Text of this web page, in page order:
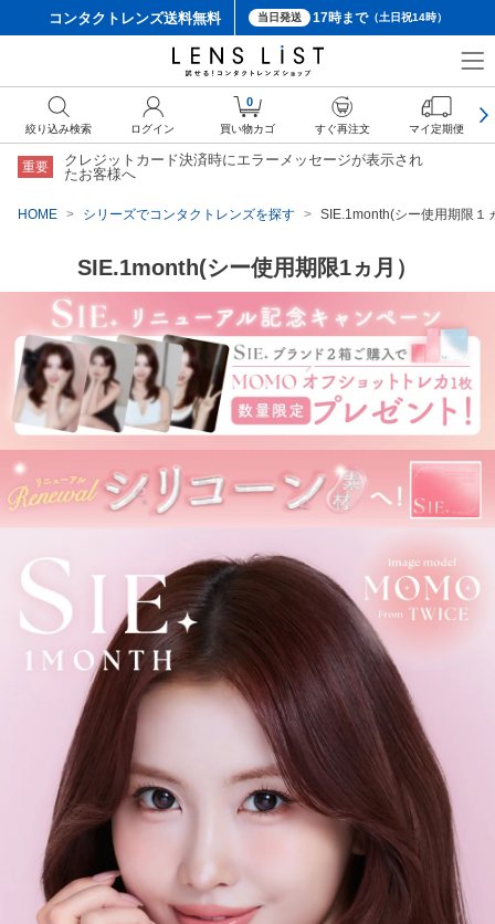
コンタクトレンズ送料無料 当日発送 17時まで（土日祝14時）
重要
クレジットカード決済時にエラーメッセージが表示され
たお客様へ
HOME シリーズでコンタクトレンズを探す SIE.1month(シー使用期限１
SIE.1month(シー使用期限1ヵ月）
絞り込み検索 ログイン
0
買い物カゴ すぐ再注文 マイ定期便